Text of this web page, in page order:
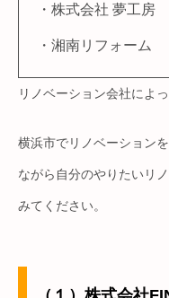
・株式会社 夢工房
・湘南リフォーム
リノベーション会社によ
横浜市でリノベーション
ながら自分のやりたいリ
みてください。